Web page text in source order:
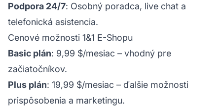
Podpora 24/7: Osobný poradca, live chat a
telefonická asistencia.
Cenové možnosti 1&1 E-Shopu
Basic plán: 9,99 $/mesiac – vhodný pre
začiatočníkov.
Plus plán: 19,99 $/mesiac – ďalšie možnosti
prispôsobenia a marketingu.